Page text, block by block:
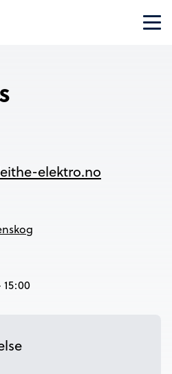
elektro.no